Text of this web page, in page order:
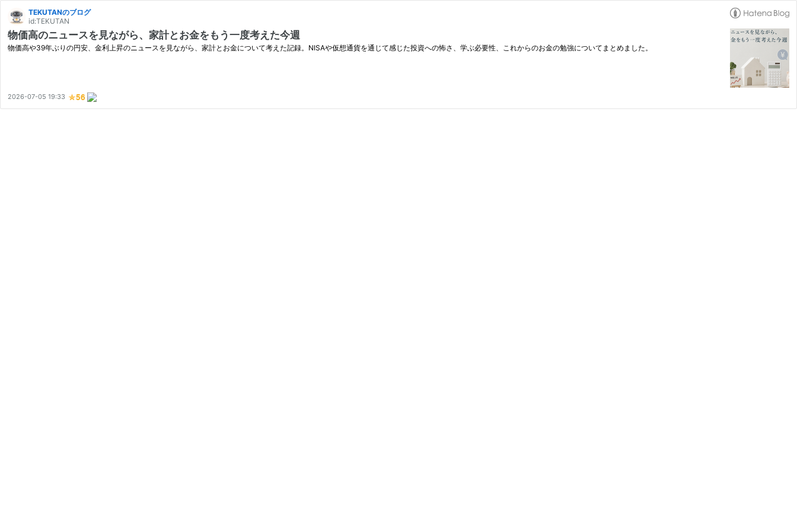
TEKUTANのブログ
id:TEKUTAN
物価高のニュースを見ながら、家計とお金をもう一度考えた今週
物価高や39年ぶりの円安、金利上昇のニュースを見ながら、家計とお金について考えた記録。NISAや仮想通貨を通じて感じた投資への怖さ、学ぶ必要性、これからのお金の勉強についてまとめました。
2026-07-05 19:33